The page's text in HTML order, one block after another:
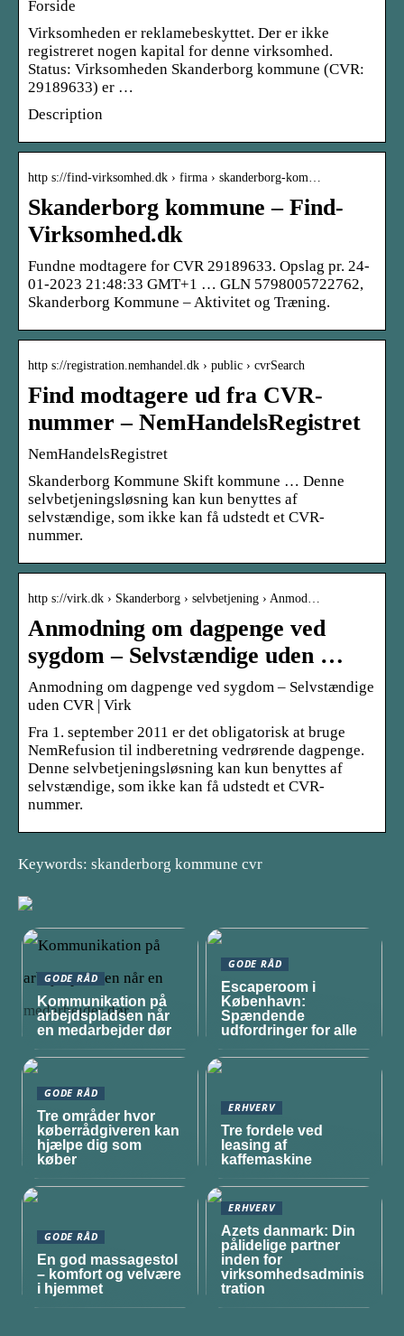
Forside
Virksomheden er reklamebeskyttet. Der er ikke
registreret nogen kapital for denne virksomhed.
Status: Virksomheden Skanderborg kommune (CVR:
29189633) er …
Description
http s://find-virksomhed.dk › firma › skanderborg-kom…
Skanderborg kommune – Find-
Virksomhed.dk
Fundne modtagere for CVR 29189633. Opslag pr. 24-
01-2023 21:48:33 GMT+1 … GLN 5798005722762,
Skanderborg Kommune – Aktivitet og Træning.
http s://registration.nemhandel.dk › public › cvrSearch
Find modtagere ud fra CVR-
nummer – NemHandelsRegistret
NemHandelsRegistret
Skanderborg Kommune Skift kommune … Denne
selvbetjeningsløsning kan kun benyttes af
selvstændige, som ikke kan få udstedt et CVR-
nummer.
http s://virk.dk › Skanderborg › selvbetjening › Anmod…
Anmodning om dagpenge ved
sygdom – Selvstændige uden …
Anmodning om dagpenge ved sygdom – Selvstændige
uden CVR | Virk
Fra 1. september 2011 er det obligatorisk at bruge
NemRefusion til indberetning vedrørende dagpenge.
Denne selvbetjeningsløsning kan kun benyttes af
selvstændige, som ikke kan få udstedt et CVR-
nummer.
Keywords: skanderborg kommune cvr
GODE RÅD
Kommunikation på
arbejdspladsen når
en medarbejder dør
GODE RÅD
Escaperoom i
København:
Spændende
udfordringer for alle
GODE RÅD
Tre områder hvor
køberrådgiveren kan
hjælpe dig som
køber
ERHVERV
Tre fordele ved
leasing af
kaffemaskine
GODE RÅD
En god massagestol
– komfort og velvære
i hjemmet
ERHVERV
Azets danmark: Din
pålidelige partner
inden for
virksomhedsadminis
tration